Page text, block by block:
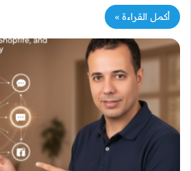
أكمل القراءة »